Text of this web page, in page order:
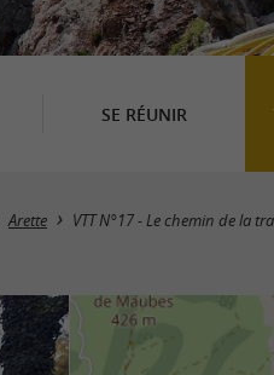
SE RÉUNIR
Arette VTT N°17 - Le chemin de la